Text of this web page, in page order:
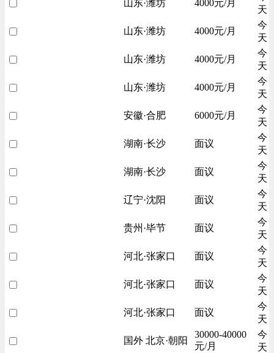
山东·潍坊 4000元/月
天
山东·潍坊 4000元/月
今
天
山东·潍坊 4000元/月
今
天
山东·潍坊 4000元/月
今
天
安徽·合肥 6000元/月
今
天
湖南·长沙 面议
今
天
湖南·长沙 面议
今
天
辽宁·沈阳 面议
今
天
贵州·毕节 面议
今
天
河北·张家口 面议
今
天
河北·张家口 面议
今
天
河北·张家口 面议
今
天
国外 北京·朝阳
30000-40000
元/月
今
天